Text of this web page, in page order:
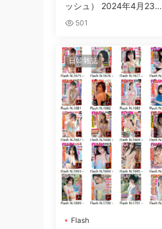
ッシュ） 2024年4月23日
号 501
日韓雜誌
Flash